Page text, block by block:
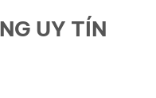
UY TÍN